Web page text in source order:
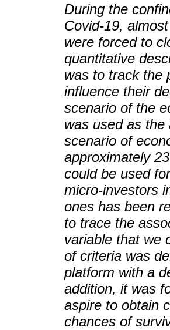
During the
Covid-19,
were forced to
quantitative
was to track the
influence their
scenario of the
was used as
scenario of
approximately
could be used
micro-investors
ones has been
to trace the
variable that we
of criteria was
platform with a
addition, it was
aspire to obtain
chances of